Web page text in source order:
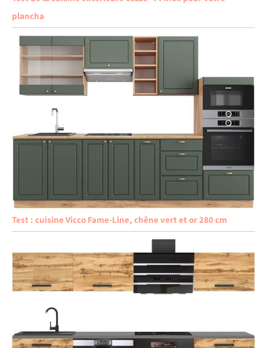
plancha
Test : cuisine Vicco Fame-Line, chêne vert et or 280 cm